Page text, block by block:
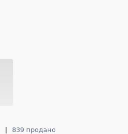
839 продано